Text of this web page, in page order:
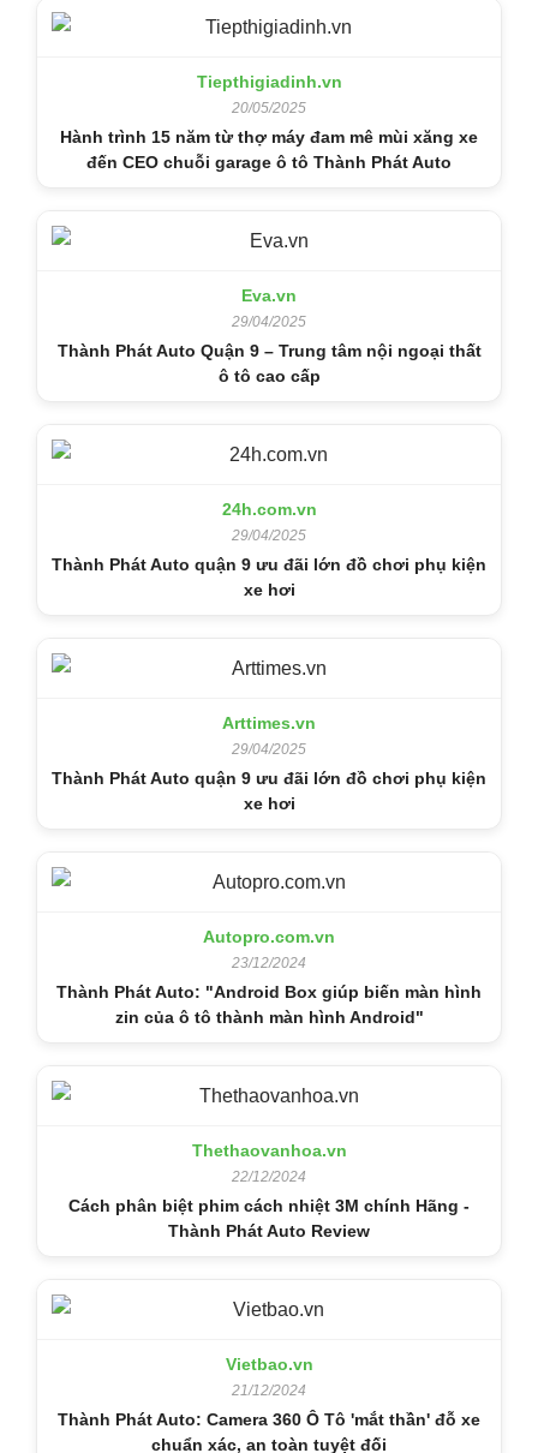
Tiepthigiadinh.vn
20/05/2025
Hành trình 15 năm từ thợ máy đam mê mùi xăng xe
đến CEO chuỗi garage ô tô Thành Phát Auto
Eva.vn
29/04/2025
Thành Phát Auto Quận 9 – Trung tâm nội ngoại thất
ô tô cao cấp
24h.com.vn
29/04/2025
Thành Phát Auto quận 9 ưu đãi lớn đồ chơi phụ kiện
xe hơi
Arttimes.vn
29/04/2025
Thành Phát Auto quận 9 ưu đãi lớn đồ chơi phụ kiện
xe hơi
Autopro.com.vn
23/12/2024
Thành Phát Auto: "Android Box giúp biến màn hình
zin của ô tô thành màn hình Android"
Thethaovanhoa.vn
22/12/2024
Cách phân biệt phim cách nhiệt 3M chính Hãng -
Thành Phát Auto Review
Vietbao.vn
21/12/2024
Thành Phát Auto: Camera 360 Ô Tô 'mắt thần' đỗ xe
chuẩn xác, an toàn tuyệt đối